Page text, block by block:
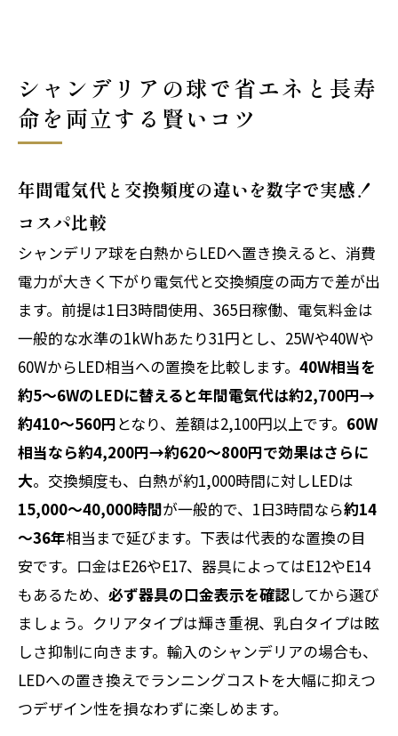
シャンデリアの球で省エネと長寿
命を両立する賢いコツ
年間電気代と交換頻度の違いを数字で実感！
コスパ比較
シャンデリア球を白熱からLEDへ置き換えると、消費
電力が大きく下がり電気代と交換頻度の両方で差が出
ます。前提は1日3時間使用、365日稼働、電気料金は
一般的な水準の1kWhあたり31円とし、25Wや40Wや
60WからLED相当への置換を比較します。 40W相当を
約5～6WのLEDに替えると年間電気代は約2,700円→
約410～560円 となり、差額は2,100円以上です。 60W
相当なら約4,200円→約620～800円で効果はさらに
大。交換頻度も、白熱が約1,000時間に対しLEDは
15,000～40,000時間が一般的で、1日3時間なら約14
～36年相当まで延びます。下表は代表的な置換の目
安です。口金はE26やE17、器具によってはE12やE14
もあるため、 必ず器具の口金表示を確認してから選び
ましょう。クリアタイプは輝き重視、乳白タイプは眩
しさ抑制に向きます。輸入のシャンデリアの場合も、
LEDへの置き換えでランニングコストを大幅に抑えつ
つデザイン性を損なわずに楽しめます。